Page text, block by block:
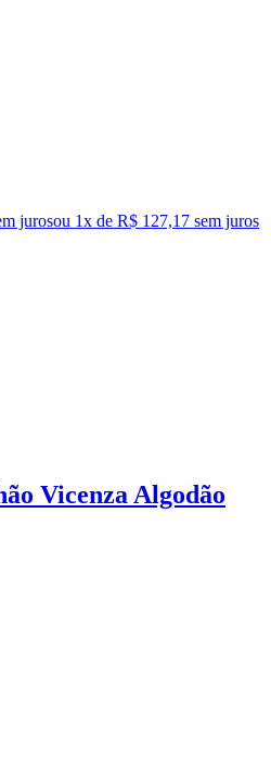
jurosou 1x de R$ 127,17 sem juros
Vicenza Algodão